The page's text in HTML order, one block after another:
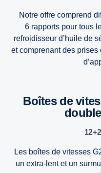
Notre offre comprend
6 rapports pour tous
refroidisseur d’huile de
et comprenant des
Boîtes de vitesses à médiateur et
Les boîtes de vitesses
un extra-lent et un